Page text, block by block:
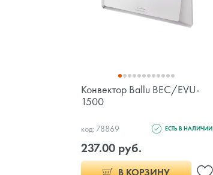
Конвектор Ballu BEC/EVU-
1500
код: 78869 ЕСТЬ В НАЛИЧИИ
237.00 руб.
В КОРЗИНУ